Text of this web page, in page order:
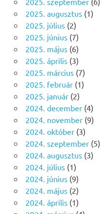
2025. augusztus(1)
2025. július(2)
2025. június(7)
2025. május(6)
2025. április(3)
2025. március(7)
2025. február(1)
2025. január(2)
2024. december(4)
2024. november(9)
2024. október(3)
2024. szeptember(5)
2024. augusztus(3)
2024. július(1)
2024. június(9)
2024. május(2)
2024. április(1)